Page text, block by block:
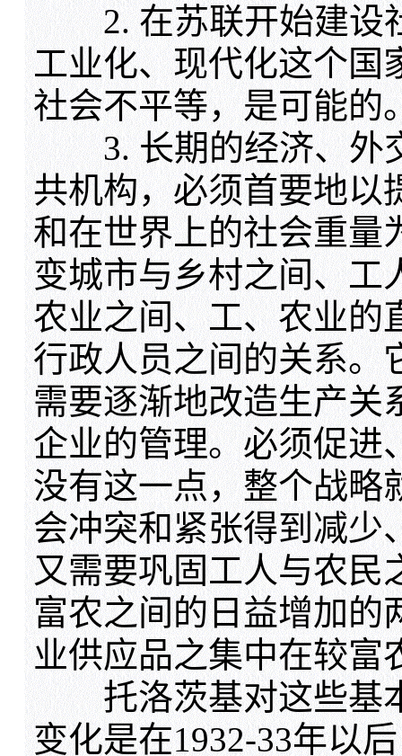
2. 在苏联开始建设
工业化、现代化这个国
社会不平等，是可能的
3. 长期的经济、外
共机构，必须首要地以
和在世界上的社会重量
变城市与乡村之间、工
农业之间、工、农业的
行政人员之间的关系。
需要逐渐地改造生产关
企业的管理。必须促进
没有这一点，整个战略
会冲突和紧张得到减少
又需要巩固工人与农民
富农之间的日益增加的
业供应品之集中在较富
托洛茨基对这些基
变化是在1932-33年以